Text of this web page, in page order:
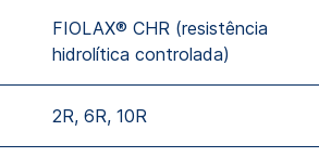
FIOLAX® CHR (resistência
hidrolítica controlada)
2R, 6R, 10R